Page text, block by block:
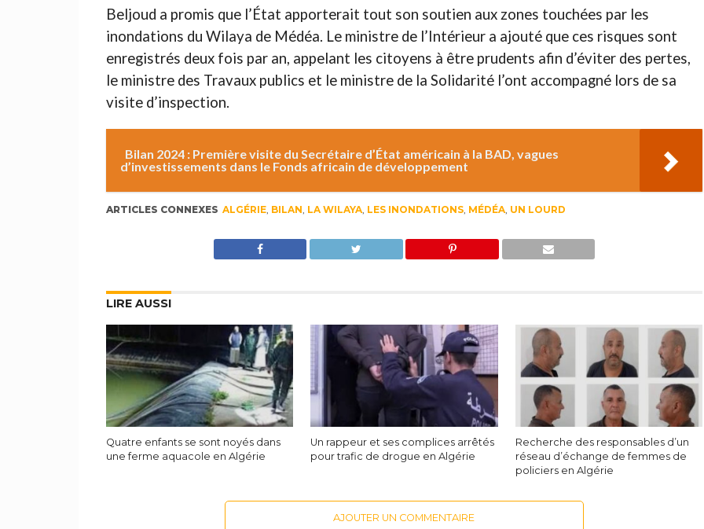
Beljoud a promis que l’État apporterait tout son soutien aux zones touchées par les
inondations du Wilaya de Médéa. Le ministre de l’Intérieur a ajouté que ces risques sont
enregistrés deux fois par an, appelant les citoyens à être prudents afin d’éviter des pertes,
le ministre des Travaux publics et le ministre de la Solidarité l’ont accompagné lors de sa
visite d’inspection.
Bilan 2024 : Première visite du Secrétaire d’État américain à la BAD, vagues
d’investissements dans le Fonds africain de développement
ARTICLES CONNEXES ALGÉRIE, BILAN LA WILAYA, LES INONDATIONS, MÉDÉA, UN LOURD
LIRE AUSSI
Quatre enfants se sont noyés dans
une ferme aquacole en Algérie
Un rappeur et ses complices arrêtés
pour trafic de drogue en Algérie
Recherche des responsables d’un
réseau d’échange de femmes de
policiers en Algérie
AJOUTER UN COMMENTAIRE